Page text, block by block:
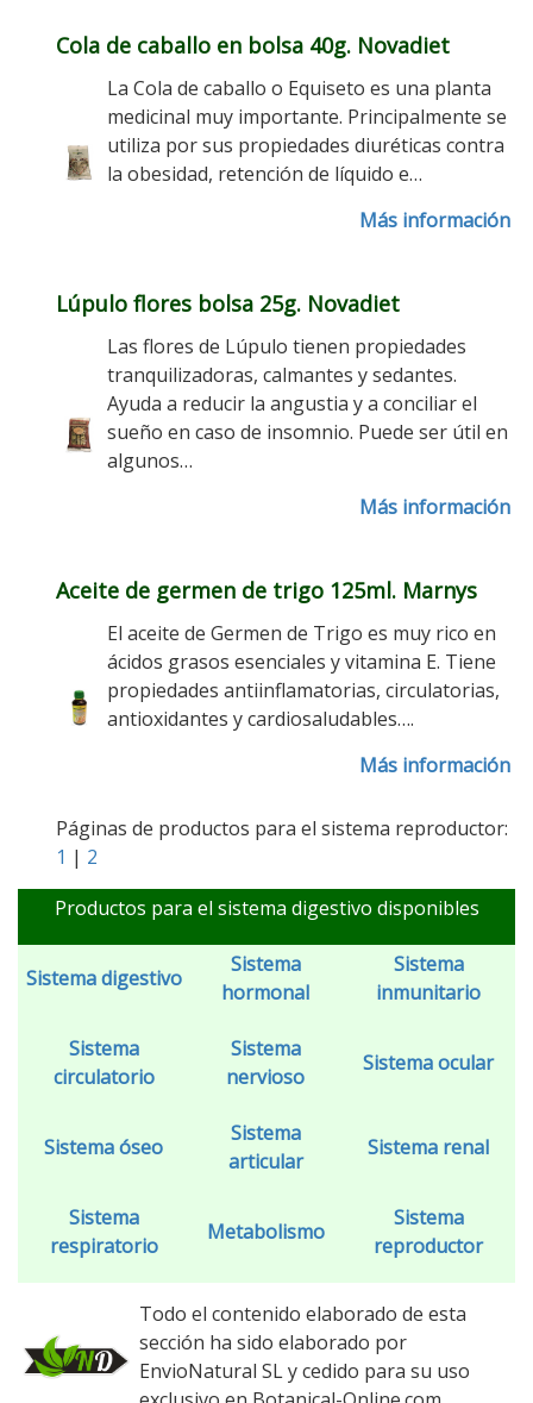
Cola de caballo en bolsa 40g. Novadiet
La Cola de caballo o Equiseto es una planta
medicinal muy importante. Principalmente se
utiliza por sus propiedades diuréticas contra
la obesidad, retención de líquido e…
Más información
Lúpulo flores bolsa 25g. Novadiet
Las flores de Lúpulo tienen propiedades
tranquilizadoras, calmantes y sedantes.
Ayuda a reducir la angustia y a conciliar el
sueño en caso de insomnio. Puede ser útil en
algunos…
Más información
Aceite de germen de trigo 125ml. Marnys
El aceite de Germen de Trigo es muy rico en
ácidos grasos esenciales y vitamina E. Tiene
propiedades antiinflamatorias, circulatorias,
antioxidantes y cardiosaludables….
Más información
Páginas de productos para el sistema reproductor:
1 | 2
Productos para el sistema digestivo disponibles
Sistema digestivo
Sistema
hormonal
Sistema
inmunitario
Sistema
circulatorio
Sistema
nervioso
Sistema ocular
Sistema óseo
Sistema
articular
Sistema renal
Sistema
respiratorio
Metabolismo
Sistema
reproductor
Todo el contenido elaborado de esta
sección ha sido elaborado por
EnvioNatural SL y cedido para su uso